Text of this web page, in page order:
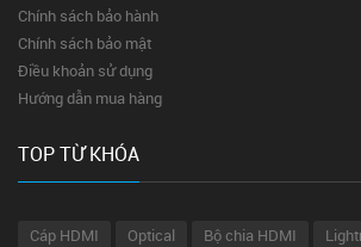
Chính sách bảo hành
Chính sách bảo mật
Điều khoản sử dụng
Hướng dẫn mua hàng
TOP TỪ KHÓA
Cáp HDMI Optical Bộ chia HDMI